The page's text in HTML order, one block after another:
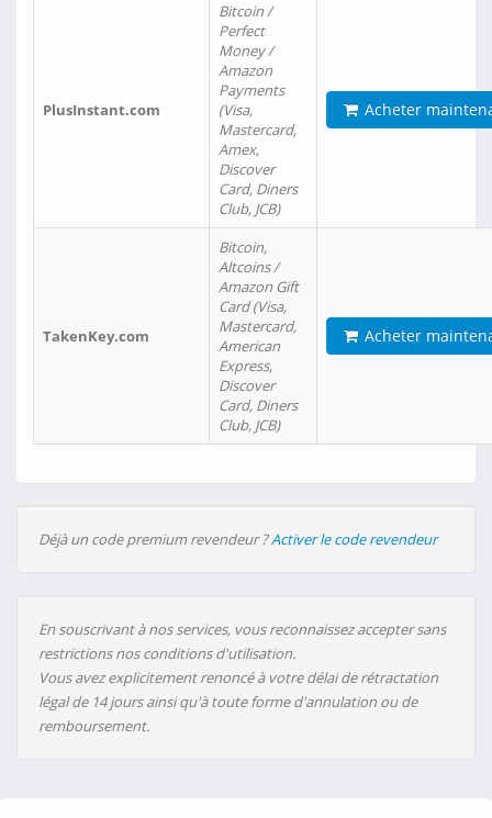
PlusInstant.com
Bitcoin /
Perfect
Money /
Amazon
Payments
(Visa,
Mastercard,
Amex,
Discover
Card, Diners
Club, JCB)
Acheter
TakenKey.com
Bitcoin,
Altcoins /
Amazon Gift
Card (Visa,
Mastercard,
American
Express,
Discover
Card, Diners
Club, JCB)
Acheter
Déjà un code premium revendeur ?Activer le code revendeur
En souscrivant à nos services, vous reconnaissez accepter sans
restrictions nos conditions d'utilisation.
Vous avez explicitement renoncé à votre délai de rétractation
légal de 14 jours ainsi qu'à toute forme d'annulation ou de
remboursement.